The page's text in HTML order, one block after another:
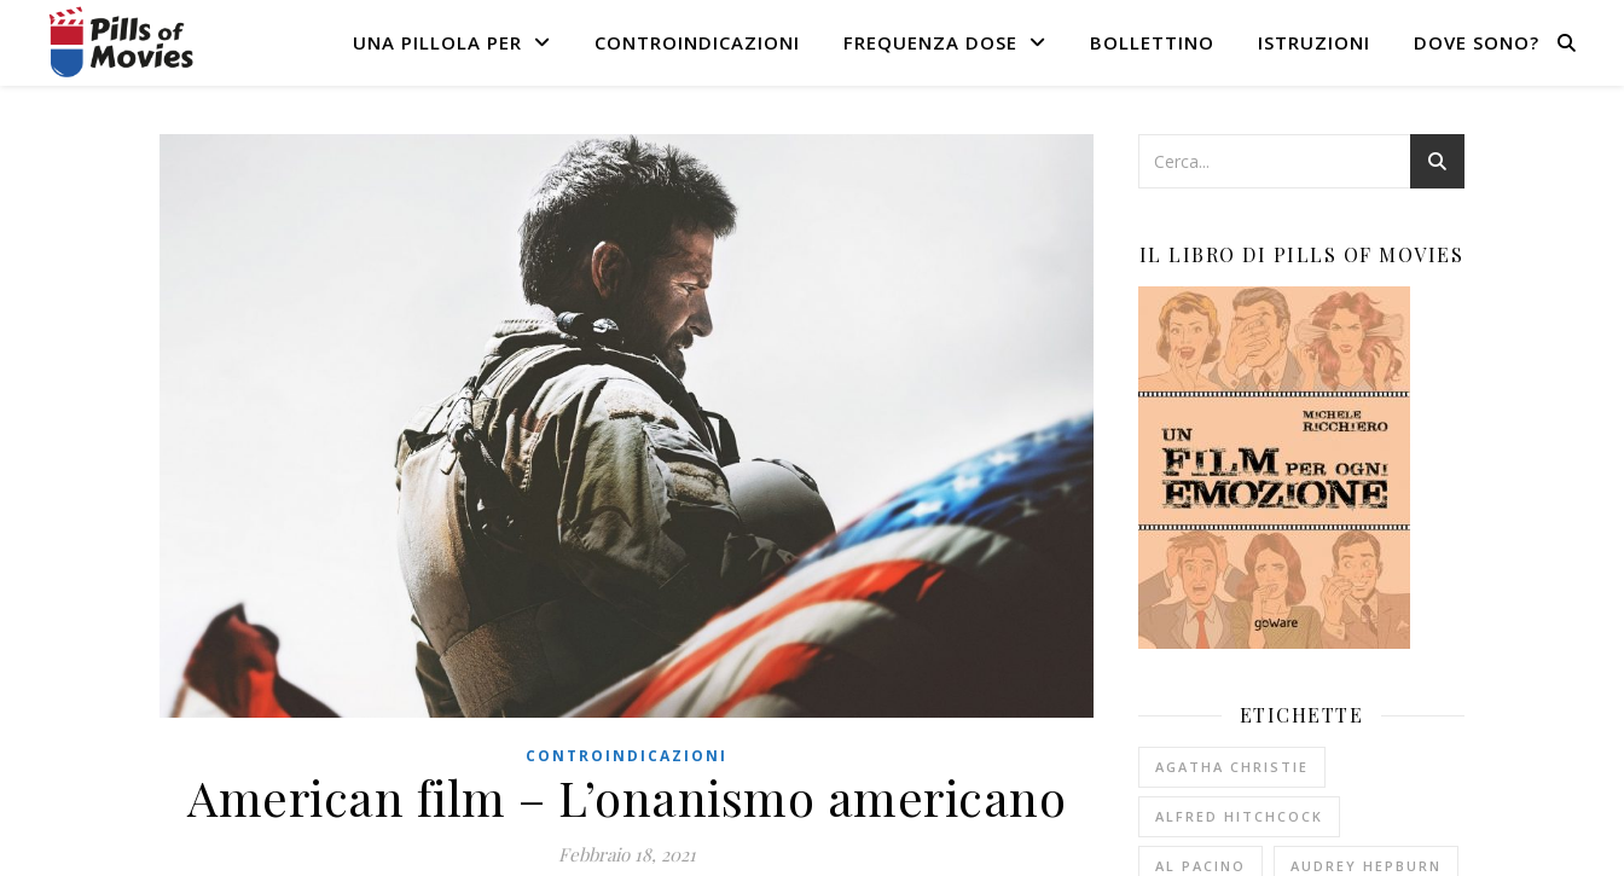
UNA PILLOLA PER CONTROINDICAZIONI FREQUENZA DOSE BOLLETTINO ISTRUZIONI DOVE SONO?
CONTROINDICAZIONI
American film – L’onanismo americano
Febbraio 18, 2021
IL LIBRO DI PILLS OF MOVIES
ETICHETTE
AGATHA CHRISTIE
ALFRED HITCHCOCK
AL PACINO AUDREY HEPBURN